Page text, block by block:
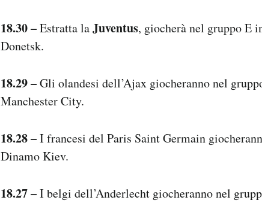
18.30 –Estratta laJuventus, giocherà nel gruppo E
Donetsk.
18.29 –Gli olandesi dell’Ajax giocheranno nel
Manchester City.
18.28 –I francesi del Paris Saint Germain
Dinamo Kiev.
18.27 –I belgi dell’Anderlecht giocheranno nel